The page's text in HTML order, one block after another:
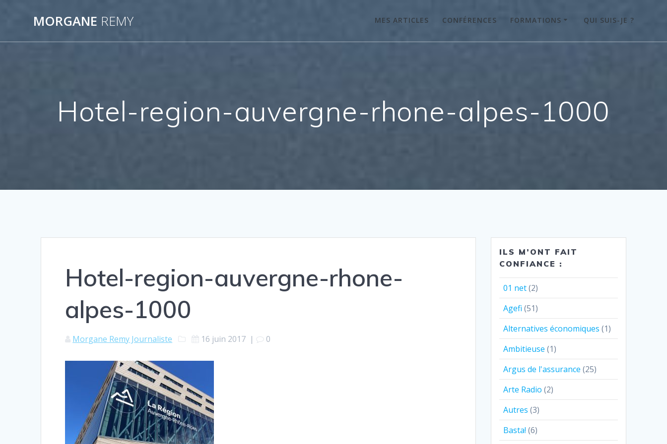
MORGANE REMY MES ARTICLES CONFÉRENCES FORMATIONS QUI SUIS-JE ?
Hotel-region-auvergne-rhone-alpes-1000
Hotel-region-auvergne-rhone-
alpes-1000
Morgane Remy Journaliste 16 juin 2017 | 0
ILS M’ONT FAIT
CONFIANCE :
01 net(2)
Agefi (51)
Alternatives économiques (1)
Ambitieuse (1)
Argus de l'assurance (25)
Arte Radio (2)
Autres (3)
Basta! (6)